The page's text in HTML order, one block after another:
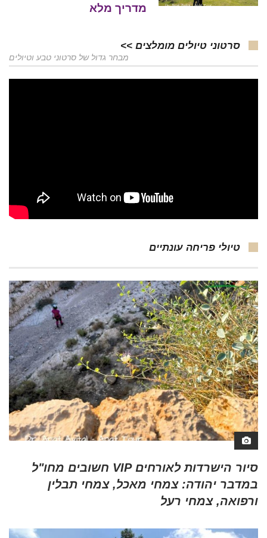
מדריך מלא
סרטוני טיולים מומלצים >>
מבחר גדול של סרטוני טבע וטיולים
טיולי פריחה עונתיים
סיור הישרדות לאורחים VIP חשובים מחו"ל
במדבר יהודה: צמחי מאכל, צמחי תבלין
ורפואה, צמחי רעל